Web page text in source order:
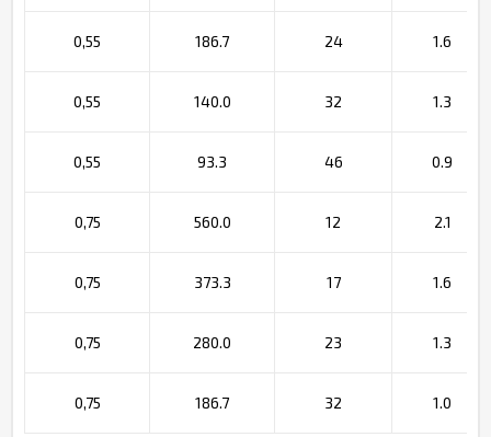
0,55 186.7 24 1.6
0,55 140.0 32 1.3
0,55 93.3 46 0.9
0,75 560.0 12 2.1
0,75 373.3 17 1.6
0,75 280.0 23 1.3
0,75 186.7 32 1.0